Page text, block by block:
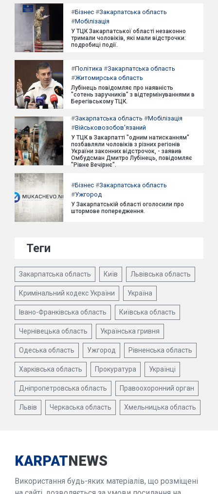
#Бізнес #Закарпатська область
#Мобілізація
У ТЦК Закарпатської області незаконно
тримали чоловіків, які мали відстрочки:
подробиці події.
#Політика #Закарпатська область
#Житомирська область
Лубінець повідомляє про наявність
"сотень заручників" з відтермінуваннями в
Берегівському ТЦК.
#Закарпатська область #Мобілізація
#Військовозобов'язаний
У ТЦК в Закарпатті "одним натисканням"
позбавляли чоловіків з різних регіонів
України законних відстрочок, - заявив
Омбудсман Дмитро Лубінець, повідомляє
"Рівне Вечірнє".
#Бізнес #Закарпатська область
#Ужгород
У Закарпатській області оголосили про
штормове попередження.
Теги
Закарпатська область Київ Львівська область
Кримінальний кодекс України Україна
Івано-Франківська область Київська область
Чернівецька область Українська гривня
Одеська область Ужгород Рівненська область
Харківська область Прокуратура Українці
Дніпропетровська область Правоохоронний орган
Львів Черкаська область Хмельницька область
KARPATNEWS
Використання будь-яких матеріалів, що розміщені